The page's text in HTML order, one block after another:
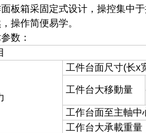
板箱采固定式设计，操控集中
操作简便易学。
数：
工件台面尺寸(长x
工件台大移動量
工作台面至主軸中
工作台大承載重量